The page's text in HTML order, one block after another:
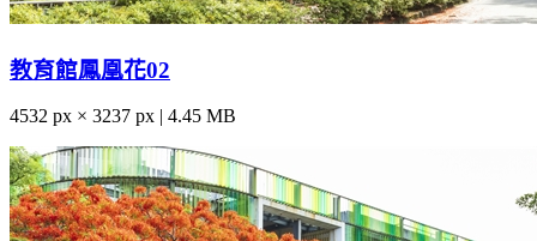
教育館鳳凰花02
4532 px × 3237 px | 4.45 MB